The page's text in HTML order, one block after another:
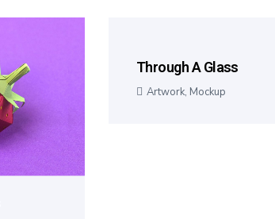
Through A Glass
Artwork, Mockup